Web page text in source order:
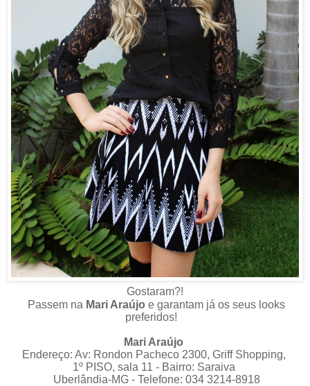
Gostaram?!
Passem na Mari Araújo e garantam já os seus looks
preferidos!
Mari Araújo
Endereço: Av: Rondon Pacheco 2300, Griff Shopping,
1º PISO, sala 11 - Bairro: Saraiva
Uberlândia-MG - Telefone: 034 3214-8918